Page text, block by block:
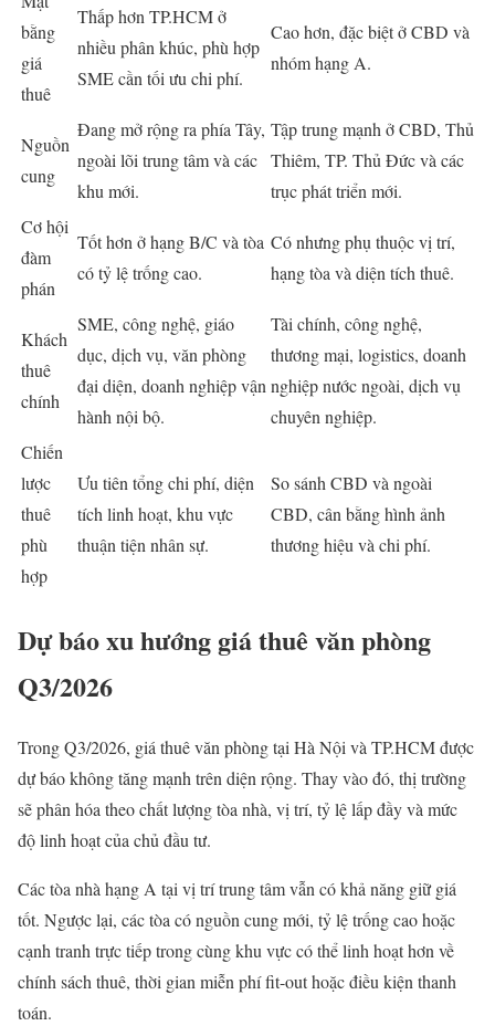
bằng
giá
thuê
Thấp hơn TP.HCM ở
nhiều phân khúc, phù hợp
SME cần tối ưu chi phí.
Cao hơn, đặc biệt ở CBD và
nhóm hạng A.
Nguồn
cung
Đang mở rộng ra phía Tây,
ngoài lõi trung tâm và các
khu mới.
Tập trung mạnh ở CBD, Thủ
Thiêm, TP. Thủ Đức và các
trục phát triển mới.
Cơ hội
đàm
phán
Tốt hơn ở hạng B/C và tòa
có tỷ lệ trống cao.
Có nhưng phụ thuộc vị trí,
hạng tòa và diện tích thuê.
Khách
thuê
chính
SME, công nghệ, giáo
dục, dịch vụ, văn phòng
đại diện, doanh nghiệp vận
hành nội bộ.
Tài chính, công nghệ,
thương mại, logistics, doanh
nghiệp nước ngoài, dịch vụ
chuyên nghiệp.
Chiến
lược
thuê
phù
hợp
Ưu tiên tổng chi phí, diện
tích linh hoạt, khu vực
thuận tiện nhân sự.
So sánh CBD và ngoài
CBD, cân bằng hình ảnh
thương hiệu và chi phí.
Dự báo xu hướng giá thuê văn phòng
Q3/2026
Trong Q3/2026, giá thuê văn phòng tại Hà Nội và TP.HCM được
dự báo không tăng mạnh trên diện rộng. Thay vào đó, thị trường
sẽ phân hóa theo chất lượng tòa nhà, vị trí, tỷ lệ lấp đầy và mức
độ linh hoạt của chủ đầu tư.
Các tòa nhà hạng A tại vị trí trung tâm vẫn có khả năng giữ giá
tốt. Ngược lại, các tòa có nguồn cung mới, tỷ lệ trống cao hoặc
cạnh tranh trực tiếp trong cùng khu vực có thể linh hoạt hơn về
chính sách thuê, thời gian miễn phí fit-out hoặc điều kiện thanh
toán.